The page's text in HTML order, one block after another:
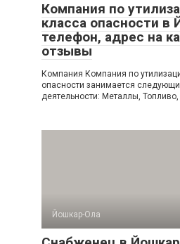
Компания по
класса опасности
телефон, адрес на
отзывы
Компания Компания по
опасности занимается
деятельности: Металлы, Топливо,
Йошкар-Ола